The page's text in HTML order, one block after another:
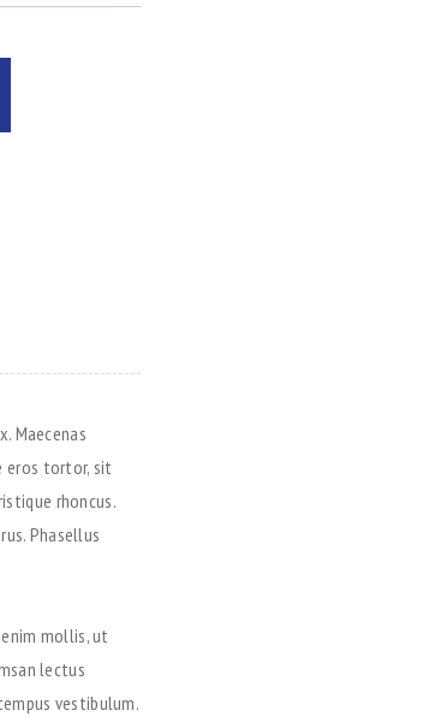
Maecenas
eros tortor, sit
rhoncus.
Phasellus
mollis, ut
lectus
vestibulum.